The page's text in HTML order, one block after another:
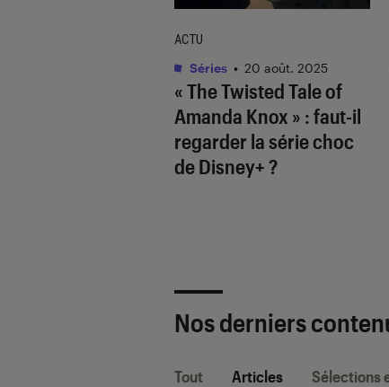
« The Twisted Tale of
Amanda Knox » : faut-il
regarder la série choc
de Disney+ ?
ACTU
Séries • 20 août. 2025
Nos derniers
Tout Articles Sélections